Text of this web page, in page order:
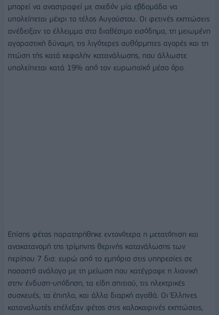
μπορεί να αναστραφεί με σχεδόν μία εβδομάδα να
υπολείπεται μέχρι το τέλος Αυγούστου. Οι φετινές εκπτώσεις
ανέδειξαν το έλλειμμα στο διαθέσιμο εισόδημα, τη μειωμένη
αγοραστική δύναμη, τις λιγότερες αυθόρμητες αγορές και τη
πτώση τής κατά κεφαλήν κατανάλωσης, που άλλωστε
υπολείπεται κατά 19% από τον ευρωπαϊκό μέσο όρο.
Επίσης φέτος παρατηρήθηκε εντονότερα η μετατόπιση και
ανακατανομή της τρίμηνης θερινής κατανάλωσης των
περίπου 7 δισ. ευρώ από το εμπόριο στις υπηρεσίες σε
ποσοστό ανάλογο με τη μείωση που κατέγραψε η λιανική
στην ένδυση-υπόδηση, τα είδη σπιτιού, τις ηλεκτρικές
συσκευές, τα έπιπλα, και άλλα διαρκή αγαθά. Οι Έλληνες
καταναλωτές επέλεξαν φέτος στις καλοκαιρινές εκπτώσεις,